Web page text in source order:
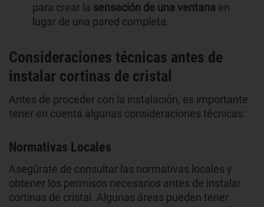
para crear la sensación de una ventana en
lugar de una pared completa.
Consideraciones técnicas antes de
instalar cortinas de cristal
Antes de proceder con la instalación, es importante
tener en cuenta algunas consideraciones técnicas:
Normativas Locales
Asegúrate de consultar las normativas locales y
obtener los permisos necesarios antes de instalar
cortinas de cristal. Algunas áreas pueden tener